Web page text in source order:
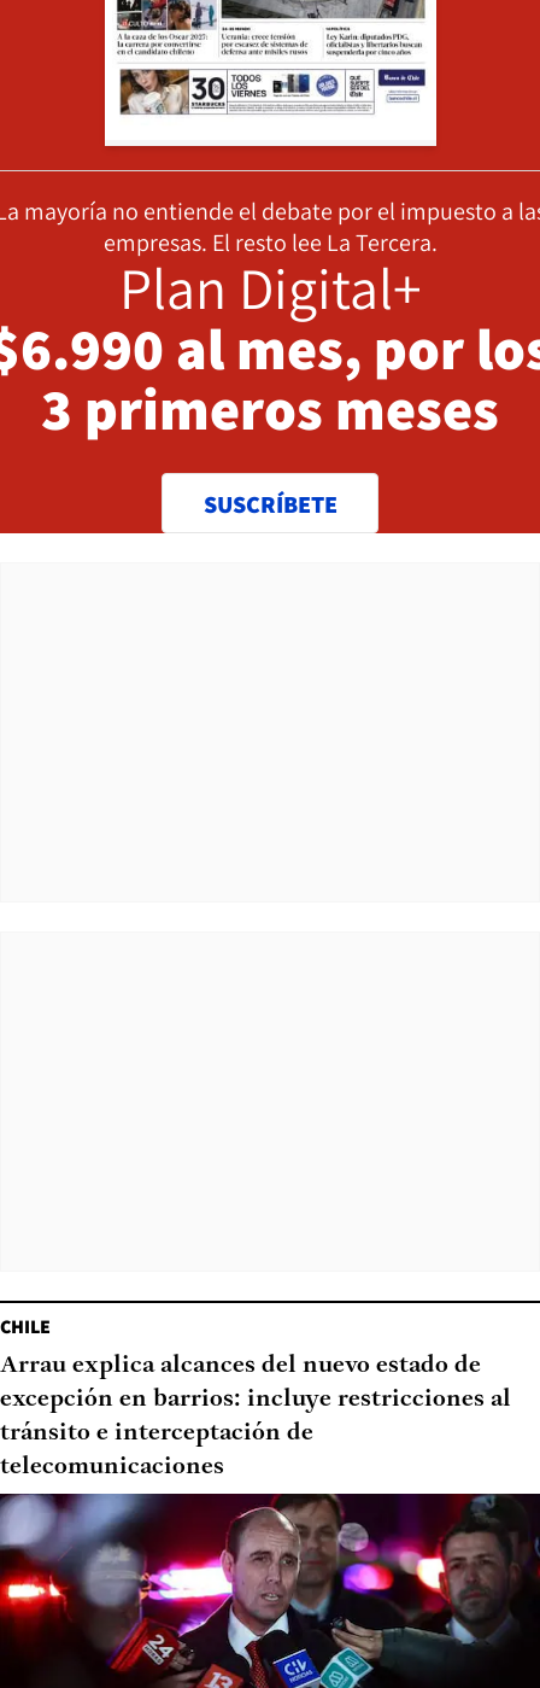
mayoría no entiende el debate por el impuesto a
empresas. El resto lee La Tercera.
Plan Digital+
al mes, por
3 primeros meses
SUSCRÍBETE
CHILE
Arrau explica alcances del nuevo estado de
excepción en barrios: incluye restricciones al
tránsito e interceptación de
telecomunicaciones